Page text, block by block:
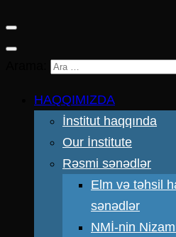
HAQQIMIZDA
İnstitut haqqında
Our İnstitute
Rəsmi sənədlər
Elm və təhsil
sənədlər
NMİ-nin